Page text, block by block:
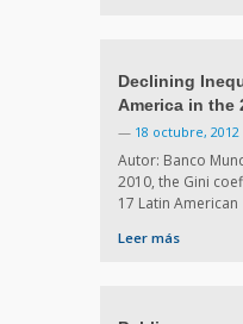
Declining
America in the
— 18 octubre, 2012
Autor: Banco
2010, the Gini
17 Latin American
Leer más